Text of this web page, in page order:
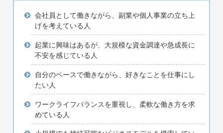
会社員として働きながら、副業や個人事業の立ち上
げを考えている人
起業に興味はあるが、大規模な資金調達や急成長に
不安を感じている人
自分のペースで働きながら、好きなことを仕事にし
たい人
ワークライフバランスを重視し、柔軟な働き方を求
めている人